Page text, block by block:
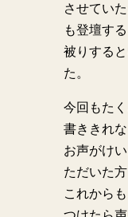
させてい
も登壇す
被りする
た。
今回もた
書ききれ
お声がけ
ただいた
これから